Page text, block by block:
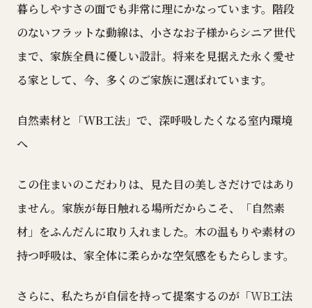
暮らしやすさの面でも非常に理にかなっています。階段
のないフラットな動線は、小さなお子様からシニア世代
まで、家族全員に優しい設計。将来を見据えた永く愛せ
る家として、今、多くのご家族に選ばれています。
自然素材と「WB工法」で、深呼吸したくなる室内環境
へ
この住まいのこだわりは、見た目の美しさだけではあり
ません。家族が毎日触れる場所だからこそ、「自然素
材」をふんだんに取り入れました。木の温もりや素材の
持つ呼吸は、家全体に柔らかな空気感をもたらします。
さらに、私たちが自信を持って提案するのが「WB工法